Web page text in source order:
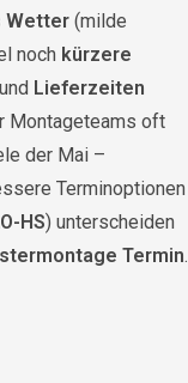
Wetter (milde
noch kürzere
Lieferzeiten
Montageteams oft
der Mai –
Terminoptionen
HS) unterscheiden
Termin.